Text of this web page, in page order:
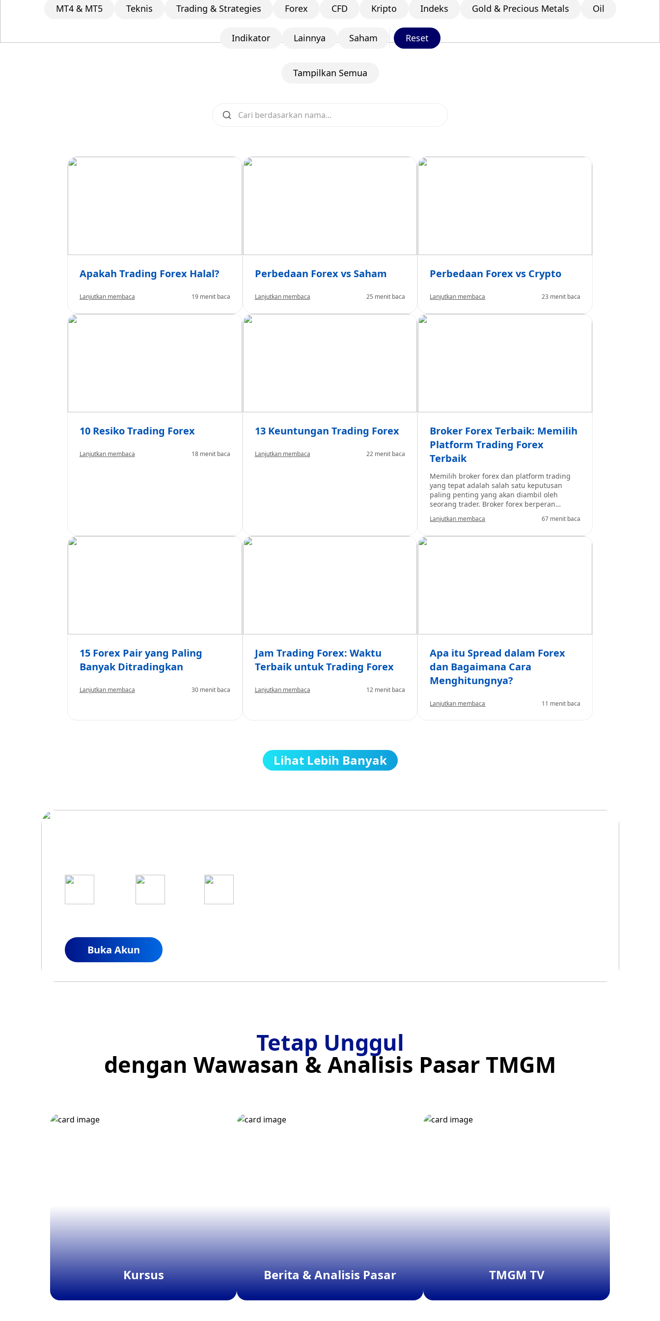
MT4 & MT5 Teknis Trading & Strategies Forex CFD Kripto Indeks Gold & Precious Metals Oil
Indikator Lainnya Saham Reset
Tampilkan Semua
Apakah Trading Forex Halal?
Lanjutkan membaca 19 menit baca
Perbedaan Forex vs Saham
Lanjutkan membaca 25 menit baca
Perbedaan Forex vs Crypto
Lanjutkan membaca 23 menit baca
10 Resiko Trading Forex
Lanjutkan membaca 18 menit baca
13 Keuntungan Trading Forex
Lanjutkan membaca 22 menit baca
Broker Forex Terbaik: Memilih
Platform Trading Forex
Terbaik
Memilih broker forex dan platform trading
yang tepat adalah salah satu keputusan
paling penting yang akan diambil oleh
seorang trader. Broker forex berperan
untuk melakukan perdagangan mata uang di
Lanjutkan membaca 67 menit baca
15 Forex Pair yang Paling
Banyak Ditradingkan
Lanjutkan membaca 30 menit baca
Jam Trading Forex: Waktu
Terbaik untuk Trading Forex
Lanjutkan membaca 12 menit baca
Apa itu Spread dalam Forex
dan Bagaimana Cara
Menghitungnya?
Lanjutkan membaca 11 menit baca
Lihat Lebih Banyak
Buka Akun
Tetap Unggul
dengan Wawasan & Analisis Pasar TMGM
Kursus Berita & Analisis Pasar TMGM TV